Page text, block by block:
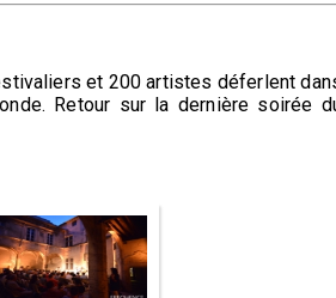
et 200 artistes déferlent
Retour sur la dernière soirée